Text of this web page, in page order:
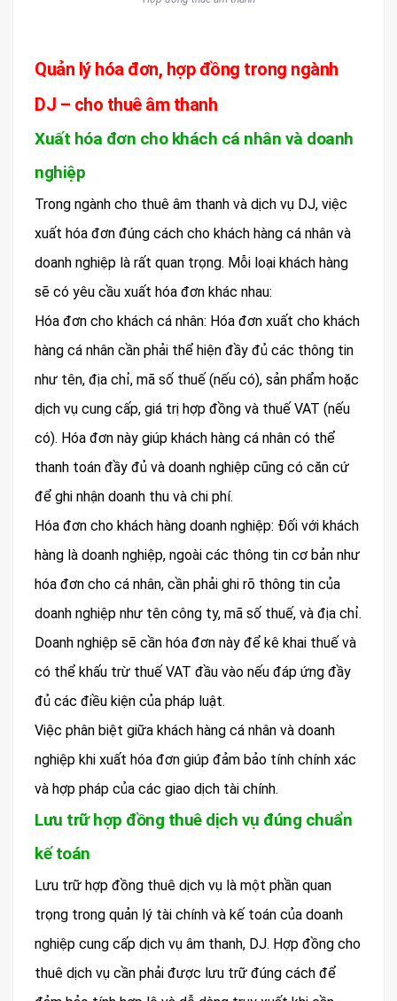
Quản lý hóa đơn, hợp đồng trong ngành
DJ – cho thuê âm thanh
Xuất hóa đơn cho khách cá nhân và doanh
nghiệp
Trong ngành cho thuê âm thanh và dịch vụ DJ, việc
xuất hóa đơn đúng cách cho khách hàng cá nhân và
doanh nghiệp là rất quan trọng. Mỗi loại khách hàng
sẽ có yêu cầu xuất hóa đơn khác nhau:
Hóa đơn cho khách cá nhân: Hóa đơn xuất cho khách
hàng cá nhân cần phải thể hiện đầy đủ các thông tin
như tên, địa chỉ, mã số thuế (nếu có), sản phẩm hoặc
dịch vụ cung cấp, giá trị hợp đồng và thuế VAT (nếu
có). Hóa đơn này giúp khách hàng cá nhân có thể
thanh toán đầy đủ và doanh nghiệp cũng có căn cứ
để ghi nhận doanh thu và chi phí.
Hóa đơn cho khách hàng doanh nghiệp: Đối với khách
hàng là doanh nghiệp, ngoài các thông tin cơ bản như
hóa đơn cho cá nhân, cần phải ghi rõ thông tin của
doanh nghiệp như tên công ty, mã số thuế, và địa chỉ.
Doanh nghiệp sẽ cần hóa đơn này để kê khai thuế và
có thể khấu trừ thuế VAT đầu vào nếu đáp ứng đầy
đủ các điều kiện của pháp luật.
Việc phân biệt giữa khách hàng cá nhân và doanh
nghiệp khi xuất hóa đơn giúp đảm bảo tính chính xác
và hợp pháp của các giao dịch tài chính.
Lưu trữ hợp đồng thuê dịch vụ đúng chuẩn
kế toán
Lưu trữ hợp đồng thuê dịch vụ là một phần quan
trọng trong quản lý tài chính và kế toán của doanh
nghiệp cung cấp dịch vụ âm thanh, DJ. Hợp đồng cho
thuê dịch vụ cần phải được lưu trữ đúng cách để